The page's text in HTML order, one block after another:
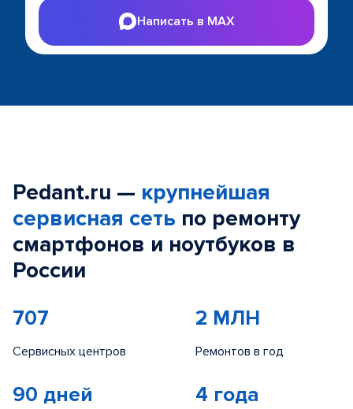
Написать в MAX
Pedant.ru — крупнейшая
сервисная сеть по ремонту
смартфонов и ноутбуков в
России
707
Сервисных центров
2 МЛН
Ремонтов в год
90 дней 4 года